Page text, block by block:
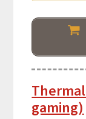
gaming)